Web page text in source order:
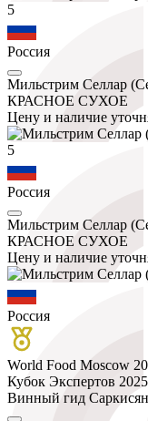
5
Россия
Мильстрим Селлар
КРАСНОЕ СУХОЕ
Цену и наличие
5
Россия
Мильстрим Селлар
КРАСНОЕ СУХОЕ
Цену и наличие
Россия
World Food Moscow
Кубок Экспертов 2025
Винный гид